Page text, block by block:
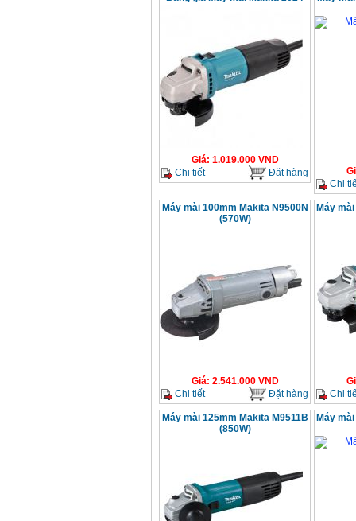
Giá: 1.019.000VND
Chi tiết
Đặt hàng
Chi
Máy mài 100mm Makita N9500N
(570W)
Giá: 2.541.000VND
Chi tiết
Đặt hàng
Máy
Chi
Máy mài 125mm Makita M9511B
(850W)
Máy